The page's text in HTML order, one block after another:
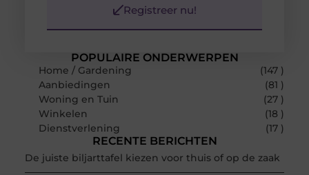
POPULAIRE ONDERWERPEN
Home / Gardening
(147 )
Aanbiedingen
(81 )
Woning en Tuin
(27 )
Winkelen
(18 )
Dienstverlening
(17 )
RECENTE BERICHTEN
De juiste biljarttafel kiezen voor thuis of op de zaak
Registreer nu!